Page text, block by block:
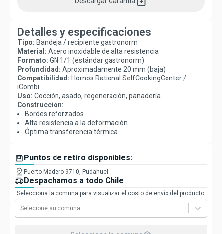
Detalles y especificaciones
Tipo: Bandeja / recipiente gastronorm
Material: Acero inoxidable de alta resistencia
Formato: GN 1/1 (estándar gastronorm)
Profundidad: Aproximadamente 20 mm (baja)
Compatibilidad: Hornos Rational SelfCookingCenter /
iCombi
Uso: Cocción, asado, regeneración, panadería
Construcción:
Bordes reforzados
Alta resistencia a la deformación
Óptima transferencia térmica
boxPuntos de retiro disponibles:
pin_drop Puerto Madero 9710, Pudahuel
delivery_truck_speedDespachamos a todo Chile
Selecciona la comuna para visualizar el costo de envío del producto:
Selecione su comuna